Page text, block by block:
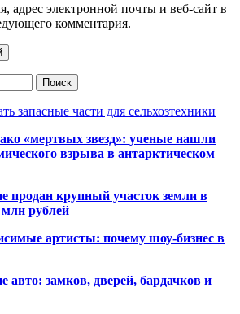
адрес электронной почты и веб-сайт в
комментария.
запасные части для сельхозтехники
«мертвых звезд»: ученые нашли
взрыва в антарктическом
продан крупный участок земли в
млн рублей
артисты: почему шоу-бизнес в
авто: замков, дверей, бардачков и